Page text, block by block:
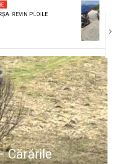
REVIN PLOILE
Cărările